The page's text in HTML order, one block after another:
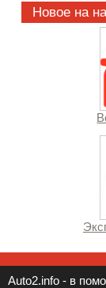
Новое на
Auto2.info - в